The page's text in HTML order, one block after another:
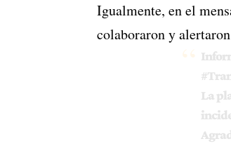
Igualmente, en el
colaboraron y
La